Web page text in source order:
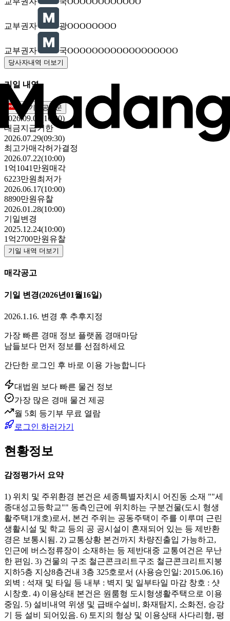
교부권자 광OOOOOOOO
교부권자 국OOOOOOOOOOOOOOOOOO
당사자내역 더보기
기일 내역
매각기일공고문
2026.09.04(16:00)
대금지급기한
2026.07.29(09:30)
최고가매각허가결정
2026.07.22(10:00)
1억1041만원 매각
6223만원 최저가
2026.06.17(10:00)
8890만원 유찰
2026.01.28(10:00)
기일변경
2025.12.24(10:00)
1억2700만원 유찰
기일 내역 더보기
매각공고
기일 변경(2026년01월16일)
2026.1.16. 변경 후 추후지정
가장 빠른 경매 정보 플랫폼 경매마당
남들보다 먼저 정보를 선점하세요
간단한 로그인 후 바로 이용 가능합니다
대법원 보다 빠른 물건 정보
가장 많은 경매 물건 제공
월 5회 등기부 무료 열람
로그인 하러가기
현황정보
감정평가서 요약
1) 위치 및 주위환경 본건은 세종특별자치시 어진동 소재 ""세
종대성고등학교"" 동측인근에 위치하는 구분건물(도시 형생
활주택1개호)로서, 본건 주위는 공동주택이 주를 이루며 근린
생활시설 및 학교 등의 공 공시설이 혼재되어 있는 등 제반환
경은 보통시됨. 2) 교통상황 본건까지 차량진출입 가능하고,
인근에 버스정류장이 소재하는 등 제반대중 교통여건은 무난
한 편임. 3) 건물의 구조 철근콘크리트구조 철근콘크리트지붕
지하5층 지상8층건내 3층 325호로서 (사용승인일: 2015.06.16)
외벽 : 석재 및 타일 등 내부 : 벽지 및 일부타일 마감 창호 : 샷
시창호. 4) 이용상태 본건은 원룸형 도시형생활주택으로 이용
중임. 5) 설비내역 위생 및 급배수설비, 화재탐지, 소화전, 승강
기 등 설비 되어있음. 6) 토지의 형상 및 이용상태 사다리형, 평